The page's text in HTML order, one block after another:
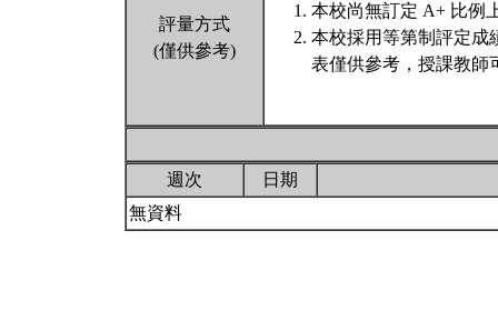
評量方式
(僅供參考)
本校尚無訂定 A+ 比例
本校採用等第制評定成
表僅供參考，授課教師
週次
日期
無資料